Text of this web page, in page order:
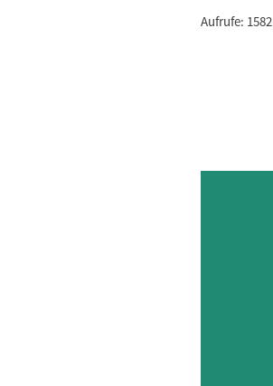
Aufrufe: 1582